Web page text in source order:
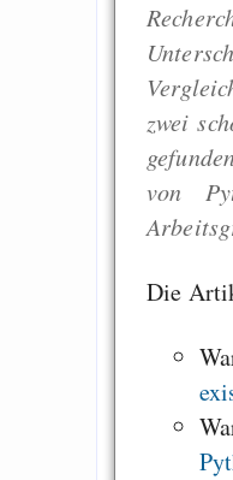
zwei
von
Die